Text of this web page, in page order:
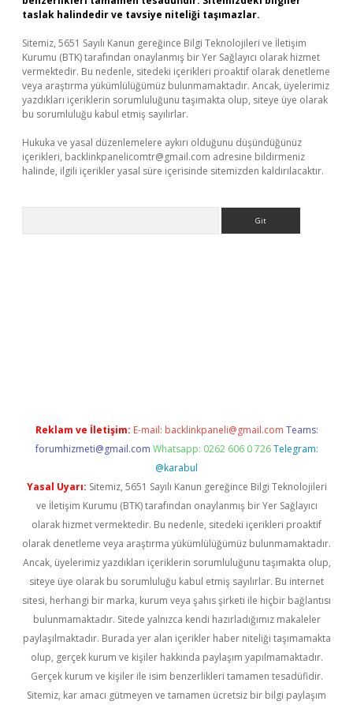
taslak halindedir ve tavsiye niteliği taşımazlar.
Sitemiz, 5651 Sayılı Kanun gereğince Bilgi Teknolojileri ve İletişim
Kurumu (BTK) tarafından onaylanmış bir Yer Sağlayıcı olarak hizmet
vermektedir. Bu nedenle, sitedeki içerikleri proaktif olarak denetleme
veya araştırma yükümlülüğümüz bulunmamaktadır. Ancak, üyelerimiz
yazdıkları içeriklerin sorumluluğunu taşımakta olup, siteye üye olarak
bu sorumluluğu kabul etmiş sayılırlar.
Hukuka ve yasal düzenlemelere aykırı olduğunu düşündüğünüz
içerikleri, backlinkpanelicomtr@gmail.com adresine bildirmeniz
halinde, ilgili içerikler yasal süre içerisinde sitemizden kaldırılacaktır.
Reklam ve İletişim: E-mail: backlinkpaneli@gmail.com Teams:
forumhizmeti@gmail.com Whatsapp: 0262 606 0 726 Telegram:
@karabul
Yasal Uyarı: Sitemiz, 5651 Sayılı Kanun gereğince Bilgi Teknolojileri
ve İletişim Kurumu (BTK) tarafından onaylanmış bir Yer Sağlayıcı
olarak hizmet vermektedir. Bu nedenle, sitedeki içerikleri proaktif
olarak denetleme veya araştırma yükümlülüğümüz bulunmamaktadır.
Ancak, üyelerimiz yazdıkları içeriklerin sorumluluğunu taşımakta olup,
siteye üye olarak bu sorumluluğu kabul etmiş sayılırlar. Bu internet
sitesi, herhangi bir marka, kurum veya şahıs şirketi ile hiçbir bağlantısı
bulunmamaktadır. Sitede yalnızca kendi hazırladığımız makaleler
paylaşılmaktadır. Burada yer alan içerikler haber niteliği taşımamakta
olup, gerçek kurum ve kişiler hakkında paylaşım yapılmamaktadır.
Gerçek kurum ve kişiler ile isim benzerlikleri tamamen tesadüfidir.
Sitemiz, kar amacı gütmeyen ve tamamen ücretsiz bir bilgi paylaşım